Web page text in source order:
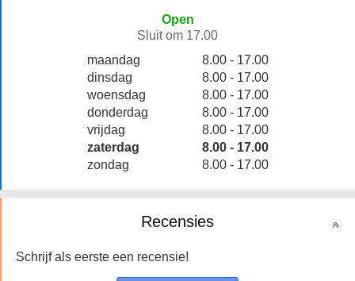
Open
Sluit om 17.00
maandag
8.00 - 17.00
dinsdag
8.00 - 17.00
woensdag
8.00 - 17.00
donderdag
8.00 - 17.00
vrijdag
8.00 - 17.00
zaterdag
8.00 - 17.00
zondag
8.00 - 17.00
Recensies
Schrijf als eerste een recensie!